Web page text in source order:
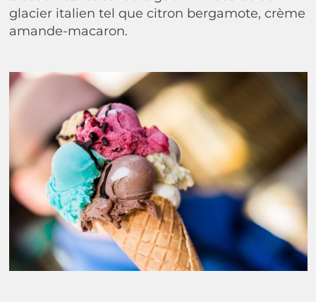
glacier italien tel que citron bergamote, crème
amande-macaron.